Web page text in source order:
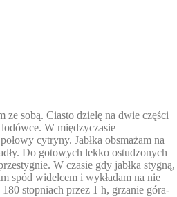
ze sobą. Ciasto dzielę na dwie części
W międzyczasie
cytryny. Jabłka obsmażam na
Do gotowych lekko ostudzonych
W czasie gdy jabłka stygną,
spód widelcem i wykładam na nie
stopniach przez 1 h, grzanie góra-